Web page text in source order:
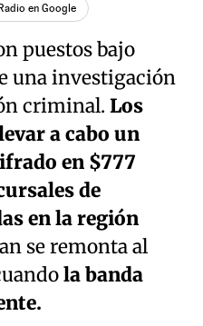
en Google
puestos bajo
una investigación
criminal. Los
a cabo un
en $777
de
en la región
se remonta al
la banda